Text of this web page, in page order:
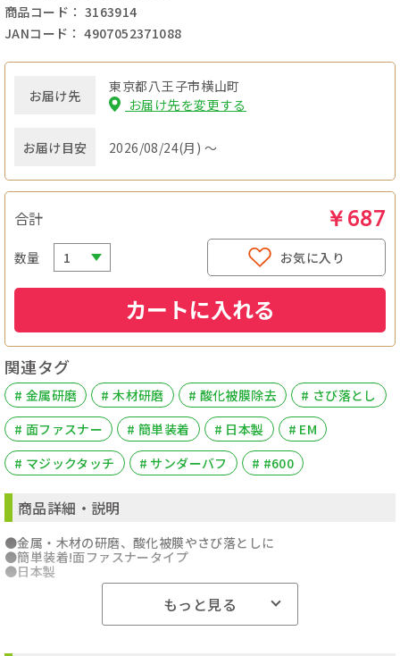
商品コード： 3163914
JANコード： 4907052371088
お届け先
東京都八王子市横山町
お届け先を変更する
お届け目安 2026/08/24(月) ～
合計 ￥687
数量 お気に入り
カートに入れる
関連タグ
# 金属研磨 # 木材研磨 # 酸化被膜除去
# さび落とし
# 面ファスナー
# 簡単装着 # 日本製
# EM
# マジックタッチ
# サンダーバフ # #600
商品詳細・説明
●金属・木材の研磨、酸化被膜やさび落としに
●簡単装着!面ファスナータイプ
●日本製
もっと見る